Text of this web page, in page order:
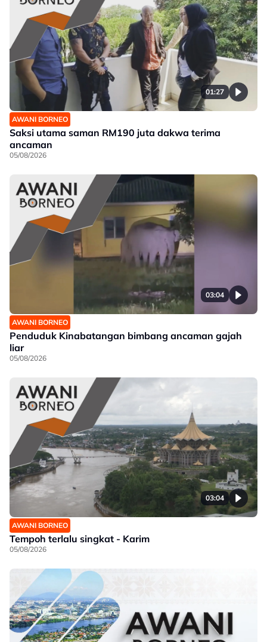
01:27
AWANI BORNEO
Saksi utama saman RM190 juta dakwa terima
ancaman
05/08/2026
03:04
AWANI BORNEO
Penduduk Kinabatangan bimbang ancaman gajah
liar
05/08/2026
03:04
AWANI BORNEO
Tempoh terlalu singkat - Karim
05/08/2026